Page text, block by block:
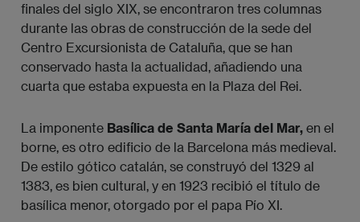
finales del siglo XIX, se encontraron tres columnas
durante las obras de construcción de la sede del
Centro Excursionista de Cataluña, que se han
conservado hasta la actualidad, añadiendo una
cuarta que estaba expuesta en la Plaza del Rei.
La imponente Basílica de Santa María del Mar, en el
borne, es otro edificio de la Barcelona más medieval.
De estilo gótico catalán, se construyó del 1329 al
1383, es bien cultural, y en 1923 recibió el título de
basílica menor, otorgado por el papa Pío XI.